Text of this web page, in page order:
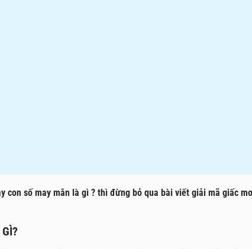
con số may mắn là gì ? thì đừng bỏ qua bài viết giải mã giấc mơ